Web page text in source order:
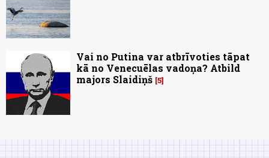
Vai no Putina var atbrīvoties tāpat
kā no Venecuēlas vadoņa? Atbild
majors Slaidiņš 5